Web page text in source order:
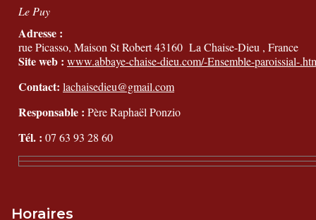
Le Puy
Adresse :
rue Picasso, Maison St Robert43160 La Chaise-Dieu , France
Site web : www.abbaye-chaise-dieu.com/-Ensemble-paroissial-
Contact: lachaisedieu@gmail.com
Responsable : Père Raphaël Ponzio
Tél. : 07 63 93 28 60
Horaires